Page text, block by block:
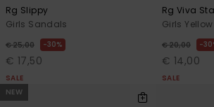
Rg Slippy
Girls Sandals
€ 25,00 30%
€ 17,50
SALE
Rg Viva
Girls
€ 20,00
€ 14,00
SALE
NEW